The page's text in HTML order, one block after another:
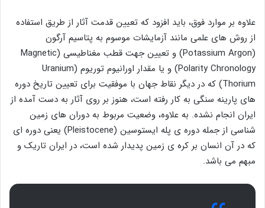
علاوه بر موارد فوق، باید افزود که تعیین قدمت آثار از طریق استفاده
از روش های علمی مانند آزمایشات موسوم به پتاسیم آرگون
(Potassium Argon) و تعیین جهت قطب مغناطیسی (Magnetic
Polarity Chronology) و یا مقدار اورانیوم توریوم (Uranium
Thorium) که در دیگر نقاط جهان با موفقیت برای تعیین تاریخ دوره
های پارینه سنگی به کار رفته است، هنوز بر روی آثار به دست آمده از
ایران انجام نشده. به علاوه، وضعیت مربوط به دوران های زمین
شناسی از جمله دوره ی پله ایستوسین (Pleistocene) یعنی دوره ای
که در آن انسان بر کره ی زمین پدیدار شده است، در ایران تاریک و
مبهم می باشد.